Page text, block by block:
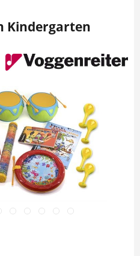
Kindergarten